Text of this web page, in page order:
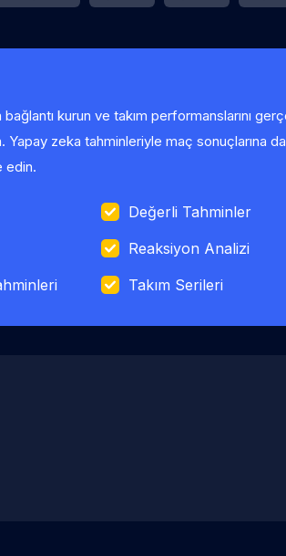
bağlantı kurun ve takım performanslarını
Yapay zeka tahminleriyle maç sonuçlarına
edin.
Değerli Tahminler
Reaksiyon Analizi
Takım Serileri